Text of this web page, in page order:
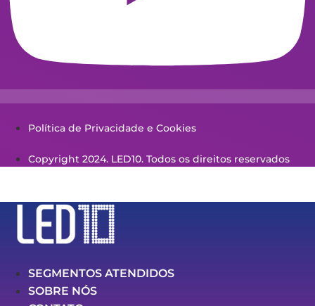
Política de Privacidade e Cookies
Copyright 2024. LED10. Todos os direitos reservados
SEGMENTOS ATENDIDOS
SOBRE NÓS